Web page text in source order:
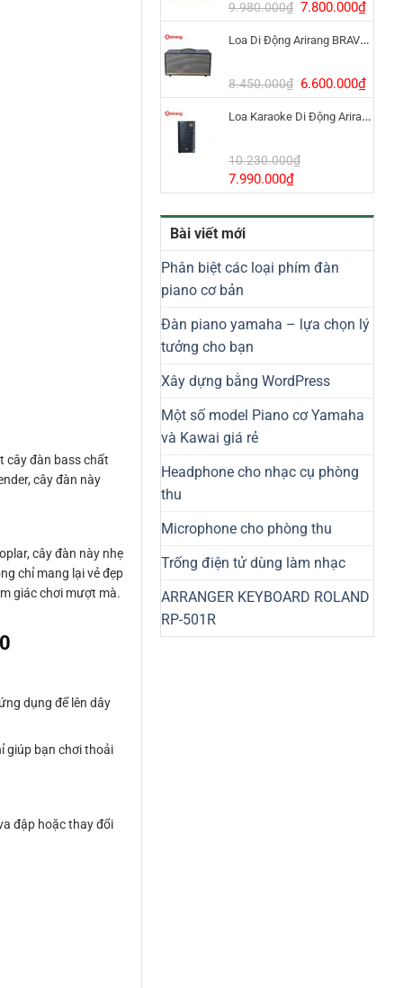
8.800.000₫.
9.980.000₫ Giá
gốc
là:
7.800.000₫Giá
hiện
tại
Loa Di Động Arirang BRAVO 8 800W Có Micro
8.450.000₫ Giá
gốc
là:
6.600.000₫Giá
hiện
tại
Loa Karaoke Di Động Arirang EDGE-X Model I
10.230.000₫
Giá
gốc
là:
10.230.000₫.
7.990.000₫Giá
hiện
tại
7.990.000₫.
Bài viết mới
Phân biệt các loại phím đàn
piano cơ bản
Đàn piano yamaha – lựa chọn lý
tưởng cho bạn
Xây dựng bằng WordPress
Một số model Piano cơ Yamaha
và Kawai giá rẻ
Headphone cho nhạc cụ phòng
thu
Microphone cho phòng thu
Trống điện tử dùng làm nhạc
ARRANGER KEYBOARD ROLAND
RP-501R
cây đàn bass chất
cây đàn này
cây đàn này nhẹ
chỉ mang lại vẻ đẹp
giác chơi mượt mà.
dụng để lên dây
giúp bạn chơi thoải
đập hoặc thay đổi